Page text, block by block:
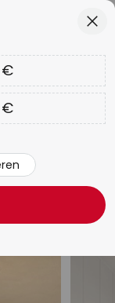
auf fast alles
Strahler &
€
€